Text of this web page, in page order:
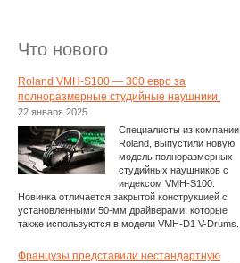
Что нового
Roland VMH-S100 — 300 евро за
полноразмерные студийные наушники.
22 января 2025
Специалисты из компании
Roland, выпустили новую
модель полноразмерных
студийных наушников с
индексом VMH-S100.
Новинка отличается закрытой конструкцией с
установленными 50-мм драйверами, которые
также используются в модели VMH-D1 V-Drums.
Французы представили нестандартную